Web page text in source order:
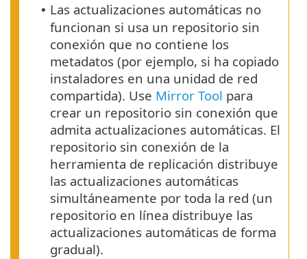
• Las actualizaciones automáticas no
funcionan si usa un repositorio sin
conexión que no contiene los
metadatos (por ejemplo, si ha copiado
instaladores en una unidad de red
compartida). Use Mirror Tool para
crear un repositorio sin conexión que
admita actualizaciones automáticas. El
repositorio sin conexión de la
herramienta de replicación distribuye
las actualizaciones automáticas
simultáneamente por toda la red (un
repositorio en línea distribuye las
actualizaciones automáticas de forma
gradual).